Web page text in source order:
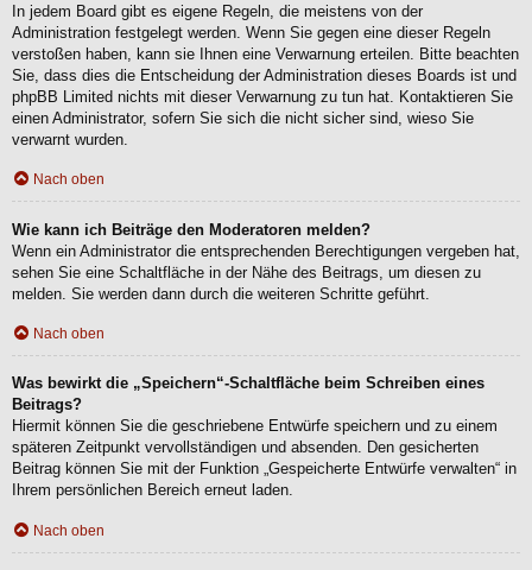
In jedem Board gibt es eigene Regeln, die meistens von der
Administration festgelegt werden. Wenn Sie gegen eine dieser Regeln
verstoßen haben, kann sie Ihnen eine Verwarnung erteilen. Bitte beachten
Sie, dass dies die Entscheidung der Administration dieses Boards ist und
phpBB Limited nichts mit dieser Verwarnung zu tun hat. Kontaktieren Sie
einen Administrator, sofern Sie sich die nicht sicher sind, wieso Sie
verwarnt wurden.
Nach oben
Wie kann ich Beiträge den Moderatoren melden?
Wenn ein Administrator die entsprechenden Berechtigungen vergeben hat,
sehen Sie eine Schaltfläche in der Nähe des Beitrags, um diesen zu
melden. Sie werden dann durch die weiteren Schritte geführt.
Nach oben
Was bewirkt die „Speichern“-Schaltfläche beim Schreiben eines
Beitrags?
Hiermit können Sie die geschriebene Entwürfe speichern und zu einem
späteren Zeitpunkt vervollständigen und absenden. Den gesicherten
Beitrag können Sie mit der Funktion „Gespeicherte Entwürfe verwalten“ in
Ihrem persönlichen Bereich erneut laden.
Nach oben